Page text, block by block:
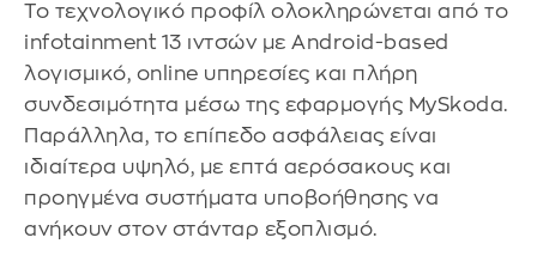
Το τεχνολογικό προφίλ ολοκληρώνεται από το
infotainment 13 ιντσών με Android-based
λογισμικό, online υπηρεσίες και πλήρη
συνδεσιμότητα μέσω της εφαρμογής MySkoda.
Παράλληλα, το επίπεδο ασφάλειας είναι
ιδιαίτερα υψηλό, με επτά αερόσακους και
προηγμένα συστήματα υποβοήθησης να
ανήκουν στον στάνταρ εξοπλισμό.